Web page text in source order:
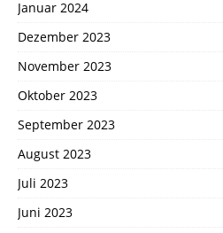
Januar 2024
Dezember 2023
November 2023
Oktober 2023
September 2023
August 2023
Juli 2023
Juni 2023